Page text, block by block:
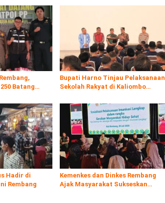
Batang
Bupati Harno Tinjau Pelaksanaan
Sekolah Rakyat di Kaliombo
Hadir di
Rembang
Kemenkes dan Dinkes Rembang
Ajak Masyarakat Sukseskan